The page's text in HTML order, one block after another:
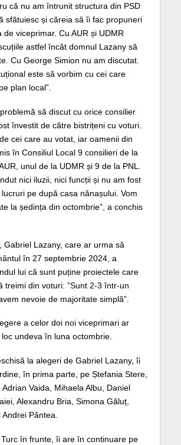
că nu am întrunit structura din PSD
sfătuiesc și căreia să îi fac propuneri
de viceprimar. Cu AUR și UDMR
astfel încât domnul Lazany să
Cu George Simion nu am discutat.
este să vorbim cu cei care
plan local”.
să discut cu orice consilier
învestit de către bistrițeni cu voturi.
cei care au votat, iar oamenii din
în Consiliul Local 9 consilieri de la
unul de la UDMR și 9 de la PNL.
nici iluzii, nici funcții și nu am fost
pe după casa nănașului. Vom
la ședința din octombrie”, a conchis
Gabriel Lazany, care ar urma să
în 27 septembrie 2024, a
lui că sunt puține proiectele care
treimi din voturi: ”Sunt 2-3 într-un
nevoie de majoritate simplă”.
a celor doi noi viceprimari ar
undeva în luna octombrie.
la alegeri de Gabriel Lazany, îi
în prima parte, pe Ștefania Stere,
Adrian Vaida, Mihaela Albu, Daniel
Alexandru Bria, Simona Găluț,
Andrei Pântea.
în frunte, îi are în continuare pe